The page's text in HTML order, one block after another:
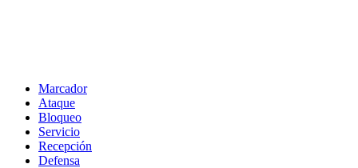
Marcador
Ataque
Bloqueo
Servicio
Recepción
Defensa